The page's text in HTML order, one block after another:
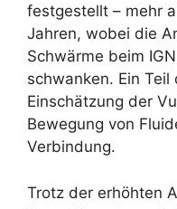
festgestellt – mehr
Jahren, wobei die
Schwärme beim
schwanken. Ein
Einschätzung der
Bewegung von
Verbindung.
Trotz der erhöhten